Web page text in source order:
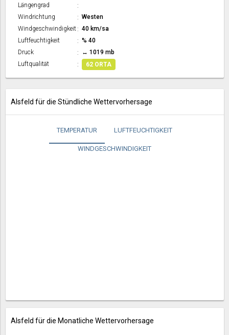
Längengrad
Windrichtung
Westen
Windgeschwindigkeit
40 km/sa
Luftfeuchtigkeit
% 40
Druck
↔ 1019 mb
Luftqualität
62 ORTA
Alsfeld für die Stündliche Wettervorhersage
TEMPERATUR LUFTFEUCHTIGKEIT
WINDGESCHWINDIGKEIT
Alsfeld für die Monatliche Wettervorhersage